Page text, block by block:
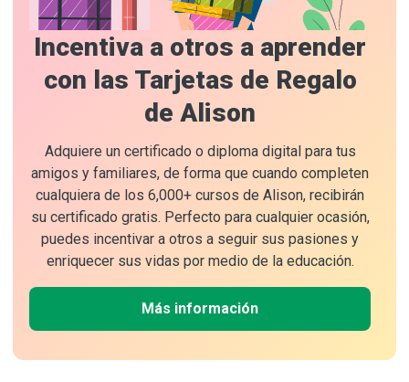
Incentiva a otros a aprender
con las Tarjetas de Regalo
de Alison
Adquiere un certificado o diploma digital para tus
amigos y familiares, de forma que cuando completen
cualquiera de los 6,000+ cursos de Alison, recibirán
su certificado gratis. Perfecto para cualquier ocasión,
puedes incentivar a otros a seguir sus pasiones y
enriquecer sus vidas por medio de la educación.
Más información